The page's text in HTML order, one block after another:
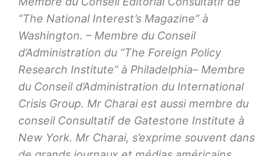
“The National Interest’s Magazine” à
Washington. – Membre du Conseil
d’Administration du “The Foreign Policy
Research Institute” à Philadelphia– Membre
du Conseil d’Administration du International
Crisis Group. Mr Charai est aussi membre du
conseil Consultatif de Gatestone Institute à
New York. Mr Charai, s’exprime souvent dans